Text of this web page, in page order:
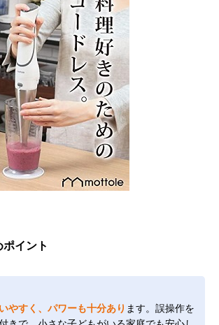
ポイント
やすく、パワーも十分あり ます。誤操作を